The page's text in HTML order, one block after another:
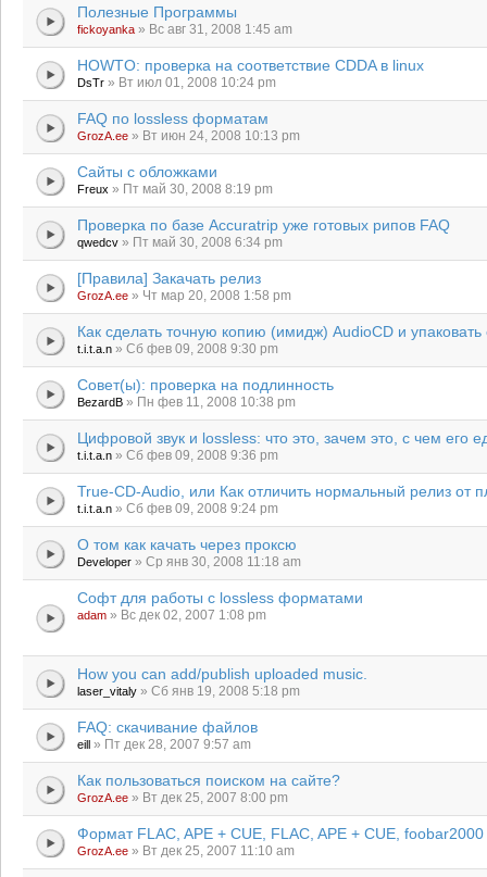
Полезные Программы
fickoyanka » Вс авг 31, 2008 1:45 am
HOWTO: проверка на соответствие CDDA в linux
DsTr » Вт июл 01, 2008 10:24 pm
FAQ по lossless форматам
GrozA.ee » Вт июн 24, 2008 10:13 pm
Сайты с обложками
Freux » Пт май 30, 2008 8:19 pm
Проверка по базе Accuratrip уже готовых рипов FAQ
qwedcv » Пт май 30, 2008 6:34 pm
[Правила] Закачать релиз
GrozA.ee » Чт мар 20, 2008 1:58 pm
Как сделать точную копию (имидж) AudioCD и упаковать
t.i.t.a.n » Сб фев 09, 2008 9:30 pm
Совет(ы): проверка на подлинность
BezardB » Пн фев 11, 2008 10:38 pm
Цифровой звук и lossless: что это, зачем это, с чем его
t.i.t.a.n » Сб фев 09, 2008 9:36 pm
True-CD-Audio, или Как отличить нормальный релиз от
t.i.t.a.n » Сб фев 09, 2008 9:24 pm
О том как качать через проксю
Developer » Ср янв 30, 2008 11:18 am
Софт для работы с lossless форматами
adam » Вс дек 02, 2007 1:08 pm
How you can add/publish uploaded music.
laser_vitaly » Сб янв 19, 2008 5:18 pm
FAQ: скачивание файлов
eill » Пт дек 28, 2007 9:57 am
Как пользоваться поиском на сайте?
GrozA.ee » Вт дек 25, 2007 8:00 pm
Формат FLAC, APE + CUE, FLAC, APE + CUE, foobar2000
GrozA.ee » Вт дек 25, 2007 11:10 am